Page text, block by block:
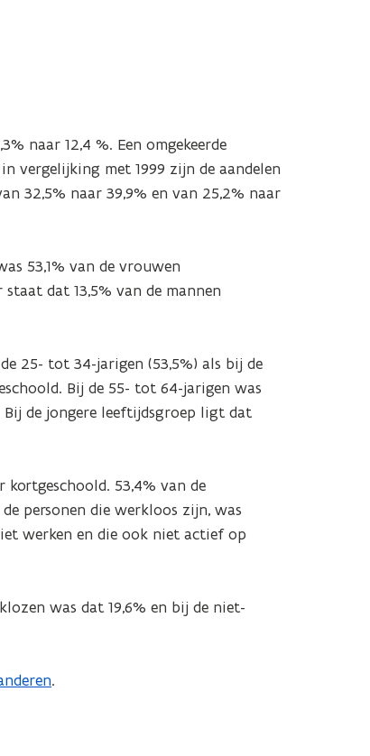
naar 12,4 %. Een omgekeerde
vergelijking met 1999 zijn de aandelen
32,5% naar 39,9% en van 25,2% naar
53,1% van de vrouwen
dat 13,5% van de mannen
25- tot 34-jarigen (53,5%) als bij de
Bij de 55- tot 64-jarigen was
Bij de jongere leeftijdsgroep ligt dat
kortgeschoold. 53,4% van de
personen die werkloos zijn, was
werken en die ook niet actief op
was dat 19,6% en bij de niet-
.